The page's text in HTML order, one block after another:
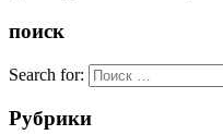
поиск
Search for:
Рубрики